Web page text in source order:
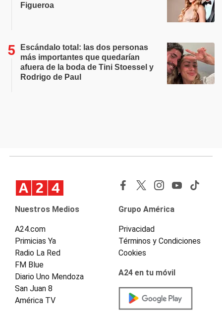
Figueroa
Escándalo total: las dos personas
más importantes que quedarían
afuera de la boda de Tini Stoessel y
Rodrigo de Paul
Nuestros Medios
A24.com
Primicias Ya
Radio La Red
FM Blue
Diario Uno Mendoza
San Juan 8
América TV
Grupo América
Privacidad
Términos y Condiciones
Cookies
A24 en tu móvil